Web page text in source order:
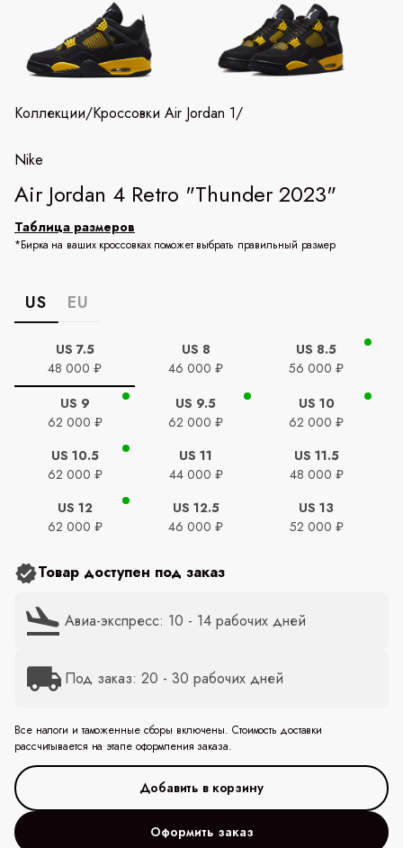
Коллекции/Кроссовки Air Jordan 1/
Nike
Air Jordan 4 Retro "Thunder 2023"
Таблица размеров
*Бирка на ваших кроссовках поможет выбрать правильный размер
US EU
US 7.5
48 000 ₽
US 8
46 000 ₽
US 8.5
56 000 ₽
US 9
62 000 ₽
US 9.5
62 000 ₽
US 10
62 000 ₽
US 10.5
62 000 ₽
US 11
44 000 ₽
US 11.5
48 000 ₽
US 12
62 000 ₽
US 12.5
46 000 ₽
US 13
52 000 ₽
Товар доступен под заказ
Авиа-экспресс: 10 - 14 рабочих дней
Под заказ: 20 - 30 рабочих дней
Все налоги и таможенные сборы включены. Стоимость доставки
рассчитывается на этапе оформления заказа.
Оформить заказ